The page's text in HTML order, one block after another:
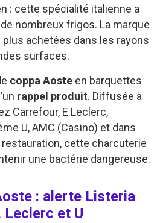
: cette spécialité italienne a
nombreux frigos. La marque
plus achetées dans les rayons
surfaces.
coppa Aoste en barquettes
rappel produit. Diffusée à
Carrefour, E.Leclerc,
U, AMC (Casino) et dans
cette charcuterie
une bactérie dangereuse.
: alerte Listeria
et U